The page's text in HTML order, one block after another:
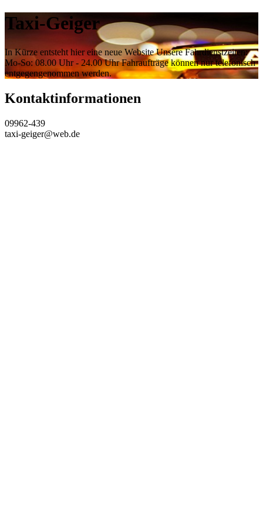
Taxi-Geiger
In Kürze entsteht hier eine neue Website Unsere Fahrdienstzeiten:
Mo-So: 08.00 Uhr - 24.00 Uhr Fahraufträge können nur telefonisch
entgegengenommen werden.
Kontaktinformationen
09962-439
taxi-geiger@web.de